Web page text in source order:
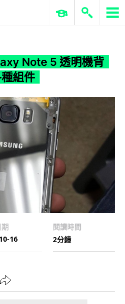
ERP 與商業 AI
Note 5 透明機背
組件
16
閱讀時間
2分鐘